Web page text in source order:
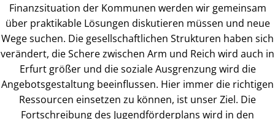
Finanzsituation der Kommunen werden wir gemeinsam
über praktikable Lösungen diskutieren müssen und neue
Wege suchen. Die gesellschaftlichen Strukturen haben sich
verändert, die Schere zwischen Arm und Reich wird auch in
Erfurt größer und die soziale Ausgrenzung wird die
Angebotsgestaltung beeinflussen. Hier immer die richtigen
Ressourcen einsetzen zu können, ist unser Ziel. Die
Fortschreibung des Jugendförderplans wird in den